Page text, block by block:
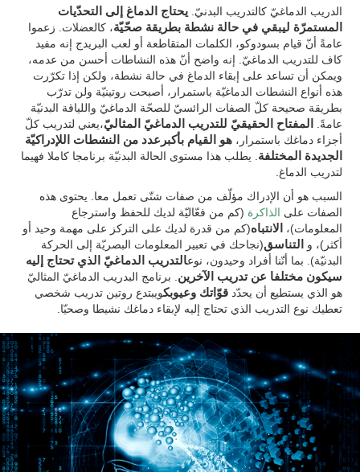
الدريب الدماغيّ كالتدريب البدنيّ.يحتاج الدماغ إلى التحدّيات
المستمرّة ليبقي في حالة نشطة بطريقة صحّيّة، كالعضلات. زعموا
عامةً أنّ قيام بسودوكو، الكلمات المتقاطعة أو لعب البريدج إنه مفيد
كاف للتدريب الدماغيّ. إنه واضح أنّ هذه النشاطات أحسن من عدمه،
ويمكن أن تساعد على إبقاء الدماغ في حالة نشطة، ولكن إذا تكرّرت
هذه أنواع النشطات الدماغيّة باستمرار، أصبحت روتينيّة ولن تدرّب
بطريقة صحيحة كلّ الصفات الرائسيّ للصحّة الدماغيّ واللياقة البدنيّة
عامةً.
المفتاح الحقيقيّ للتدريب الدماغيّ المثاليّ،يعني لتدريب كلّ
أجزاء دماغك باستمرار، هو القيام بأكبرعدد من النشطات اللإدراكيّة
الجديدة المختلفة . يطلب هذا مستوى الحالة البدنيّة برنامجا كاملا فهيما
لتدريب الدماغ.
السبب هو أن الإدراك مؤلّف من صفات شتّى تعمل معا. يحتوى هذه
الصفات على الذاكرة (كم من فعّاليّة لديك للحفظ واسترجاع
المعلومات)،
الانتباه(كم من قدرة لديك على التركز على مهمة وحيد أو
أكثر)، و التناسق(نجاحك في تعبير المعلومات البصريّة إلى الحركة
البدنيّة). بما أنّنا أفراد وحيدون، نوعالتدريب الدماغيّ الذي تحتاج إليه
سيكون مختلفا عن تدريب الآخرين . برنامج البدريب الدماغيّ المثاليّ
هو الذي يستطيع أن يحدّدقوّاتك وعيوبكويبتدع روتين تدريب شخصي
تعطيك نوع التدريب الذي تحتاج إليه لإبقاء دماغك نشيطا وصحيّا.